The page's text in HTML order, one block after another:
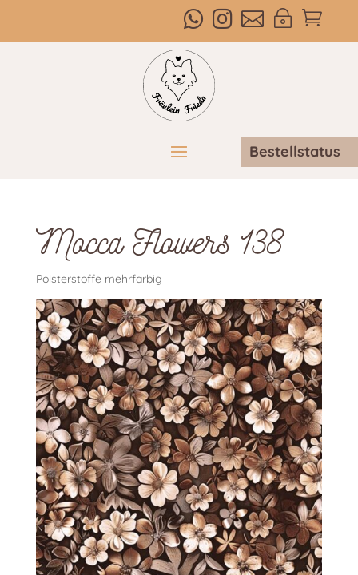

~



Bestellstatus
Mocca Flowers 138
Polsterstoffe mehrfarbig